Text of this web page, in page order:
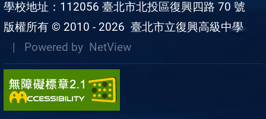
學校地址：112056 臺北市北投區復興四路 70 號
版權所有 © 2010 - 2026 臺北市立復興高級中學
| Powered by NetView